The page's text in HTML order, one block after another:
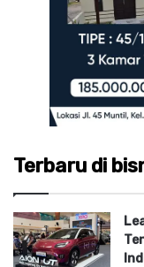
Terbaru di